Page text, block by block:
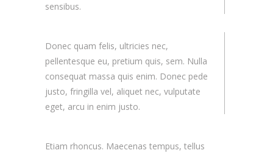
sensibus.
Donec quam felis, ultricies nec,
pellentesque eu, pretium quis, sem. Nulla
consequat massa quis enim. Donec pede
justo, fringilla vel, aliquet nec, vulputate
eget, arcu in enim justo.
Etiam rhoncus. Maecenas tempus, tellus